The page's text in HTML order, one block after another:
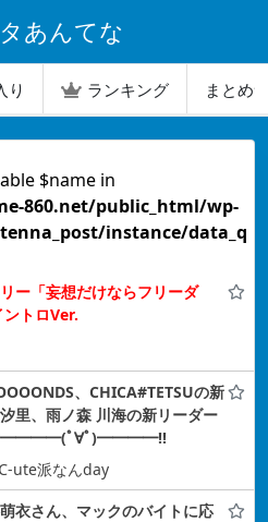
あんてな
り ランキング まとめ
$name in
860.net/public_html/wp-
instance/data_q
ー「妄想だけならフリーダ
トロVer.
、CHICA#TETSUの新
里、雨ノ森 川海の新リーダー
ｷﾀ━━━━(ﾟ∀ﾟ)━━━━!!
ute派なんday
萌衣さん、マックのバイトに応